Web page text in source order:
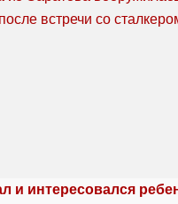
и интересовался